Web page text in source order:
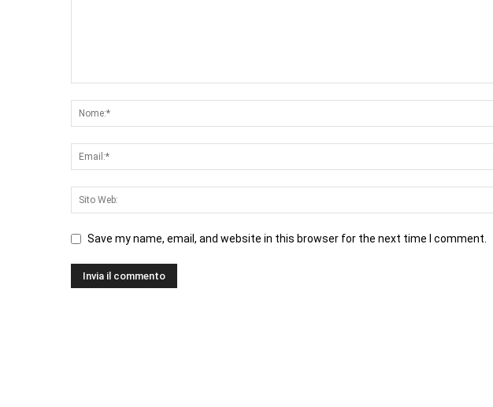
Save my name, email, and website in this browser for the next time I comment.